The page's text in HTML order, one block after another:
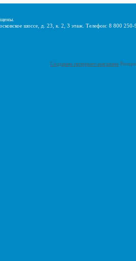
шоссе, д. 23, к. 2, 3 этаж. Телефон: 8 800
Создание интернет-магазина